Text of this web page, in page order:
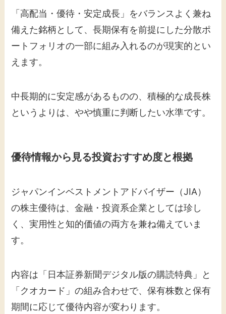
「高配当・優待・安定成長」をバランスよく兼ね
備えた銘柄として、長期保有を前提にした分散ポ
ートフォリオの一部に組み入れるのが現実的とい
えます。
中長期的に安定感があるものの、積極的な成長株
というよりは、やや慎重に判断したい水準です。
優待情報から見る投資おすすめ度と根拠
ジャパンインベストメントアドバイザー（JIA）
の株主優待は、金融・投資系企業としては珍し
く、実用性と知的価値の両方を兼ね備えていま
す。
内容は「日本証券新聞デジタル版の購読特典」と
「クオカード」の組み合わせで、保有株数と保有
期間に応じて優待内容が変わります。